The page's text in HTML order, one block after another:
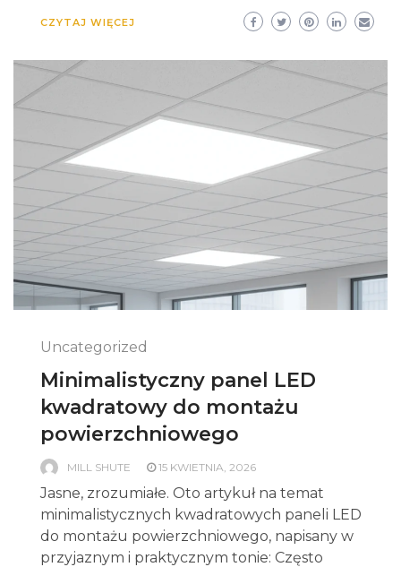
CZYTAJ WIĘCEJ
Uncategorized
Minimalistyczny panel LED
kwadratowy do montażu
powierzchniowego
MILL SHUTE 15 KWIETNIA, 2026
Jasne, zrozumiałe. Oto artykuł na temat
minimalistycznych kwadratowych paneli LED
do montażu powierzchniowego, napisany w
przyjaznym i praktycznym tonie: Często